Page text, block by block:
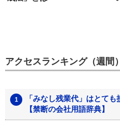
アクセスランキング（週間）
「みなし残業代」はとて
【禁断の会社用語辞典】